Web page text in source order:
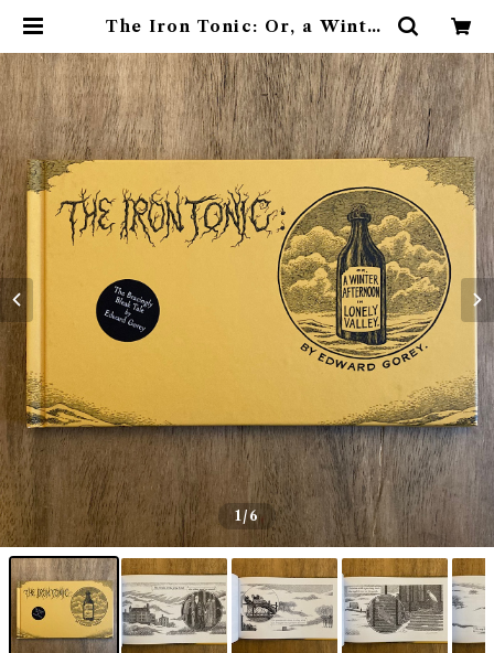
The Iron Tonic: Or, a Winter
素敵な洋書絵本のお店 Read Leaf
Books
1/6